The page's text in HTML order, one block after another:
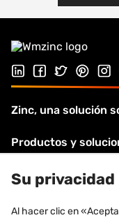
Síguenos en
Síguenos en
Síganos en
Zinc, una solución
Productos y
Soportes y servicios
Acerca de VMZINC
Su privacidad
Al hacer clic en